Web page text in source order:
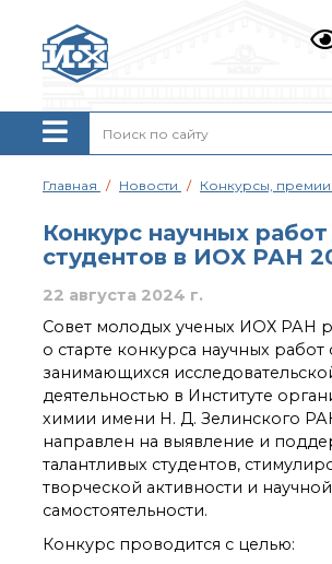
Жизнь и выдающиеся
моменты научной
деятельности
Н. Д. Зелинского
История ИОХ РАН
Администрация
Научные школы
Подразделения
института
Ученый совет ИОХ
РАН
Диссертационные
советы
Совет молодых ученых
ИОХ РАН
Центр коллективного
пользования
Института
органической химии
РАН (ЦКП ИОХ РАН)
Библиотека
Главная Новости Конкурсы, премии
Конкурс научных работ
студентов в ИОХ РАН
22 августа 2024 г.
Совет молодых ученых ИОХ РАН
о старте конкурса научных работ
занимающихся
деятельностью в Институте
химии имени Н. Д. Зелинского
направлен на выявление и
талантливых студентов,
творческой активности и научной
самостоятельности.
Конкурс проводится с целью: